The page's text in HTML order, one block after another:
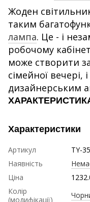
Жоден
таким
лампа. Це - і
робочому
може створити
сімейної вечері,
дизайнерським
Характеристики
Артикул
TY-
Наявність
Ціна
Колір
(модифікації)